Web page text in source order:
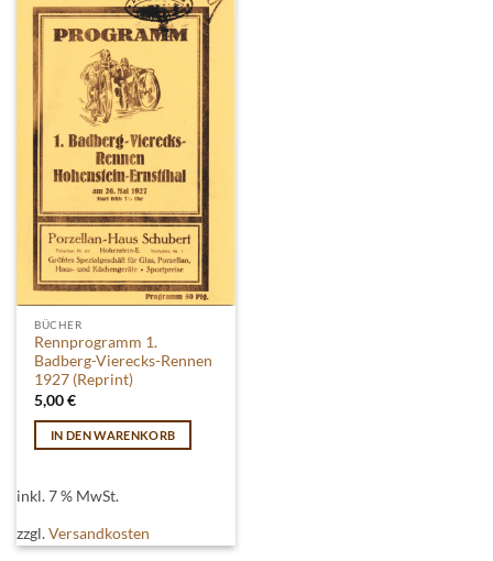
BÜCHER
Rennprogramm 1.
Badberg-Vierecks-Rennen
1927 (Reprint)
5,00€
IN DEN WARENKORB
inkl. 7 % MwSt.
zzgl.Versandkosten